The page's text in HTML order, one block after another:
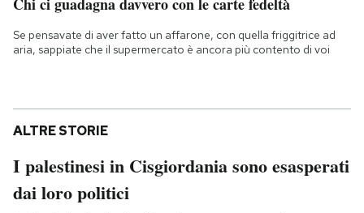
Se pensavate di aver fatto un affarone, con quella friggitrice ad
aria, sappiate che il supermercato è ancora più contento di voi
ALTRE STORIE
I palestinesi in Cisgiordania sono esasperati
dai loro politici